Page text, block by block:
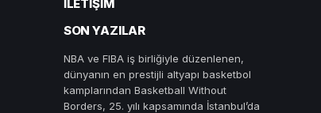
İLETIŞIM
SON YAZILAR
NBA ve FIBA iş birliğiyle düzenlenen,
dünyanın en prestijli altyapı basketbol
kamplarından Basketball Without
Borders, 25. yılı kapsamında İstanbul’da